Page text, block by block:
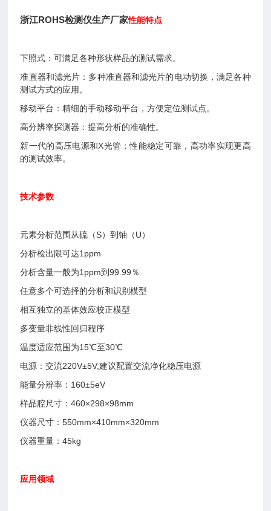
浙江ROHS检测仪生产厂家性能特点
下照式：可满足各种形状样品的测试需求。
准直器和滤光片：多种准直器和滤光片的电动切换，满足各种
测试方式的应用。
移动平台：精细的手动移动平台，方便定位测试点。
高分辨率探测器：提高分析的准确性。
新一代的高压电源和X光管：性能稳定可靠，高功率实现更高
的测试效率。
技术参数
元素分析范围从硫（S）到铀（U）
分析检出限可达1ppm
分析含量一般为1ppm到99.99％
任意多个可选择的分析和识别模型
相互独立的基体效应校正模型
多变量非线性回归程序
温度适应范围为15℃至30℃
电源：交流220V±5V,建议配置交流净化稳压电源
能量分辨率：160±5eV
样品腔尺寸：460×298×98mm
仪器尺寸：550mm×410mm×320mm
仪器重量：45kg
应用领域